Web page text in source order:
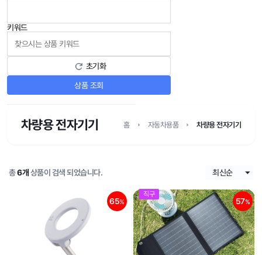
키워드
초기화
상품 조회
차량용 전자기기 홈 자동차용품 차량용 전자기기
총6개 상품이 검색 되었습니다.
65%
직구
57%